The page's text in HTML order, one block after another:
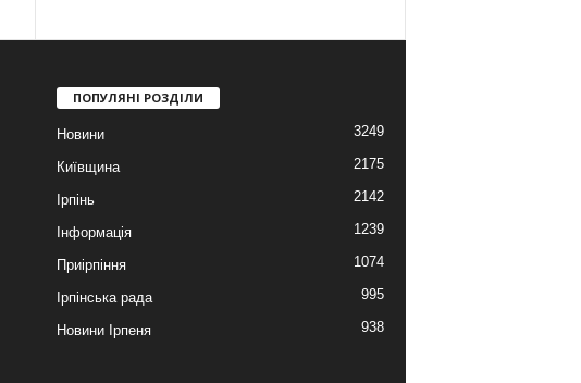
ПОПУЛЯНІ РОЗДІЛИ
Новини 3249
Київщина 2175
Ірпінь 2142
Інформація 1239
Приірпіння 1074
Ірпінська рада 995
Новини Ірпеня 938